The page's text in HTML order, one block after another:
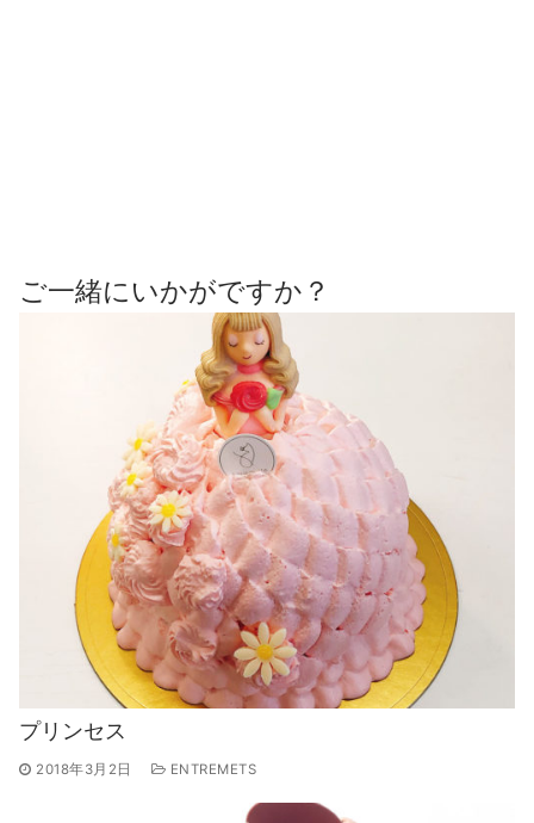
ご一緒にいかがですか？
プリンセス
2018年3月2日 ENTREMETS